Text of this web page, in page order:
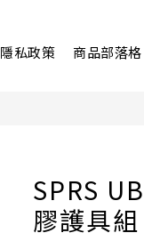
隱私政策 商品部落格
SPRS
膠護具